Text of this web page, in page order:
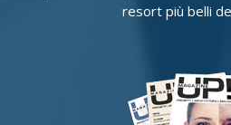
resort più belli